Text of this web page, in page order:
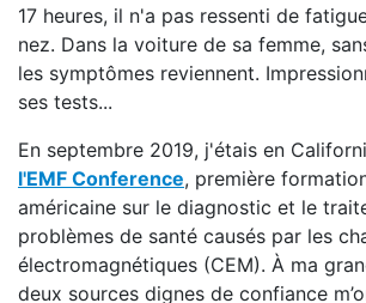
17 heures, il n'a pas ressenti de
nez. Dans la voiture de sa femme,
les symptômes reviennent.
ses tests...
En septembre 2019, j'étais en
l'EMF Conference, première
américaine sur le diagnostic et le
problèmes de santé causés par les
électromagnétiques (CEM). À ma
deux sources dignes de confiance